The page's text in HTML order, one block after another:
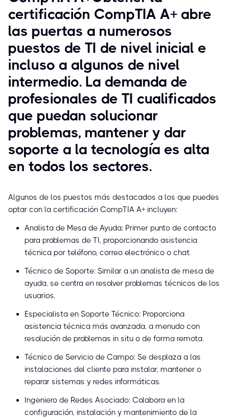
certificación CompTIA A+ abre
las puertas a numerosos
puestos de TI de nivel inicial e
incluso a algunos de nivel
intermedio. La demanda de
profesionales de TI cualificados
que puedan solucionar
problemas, mantener y dar
soporte a la tecnología es alta
en todos los sectores.
Algunos de los puestos más destacados a los que puedes
optar con la certificación CompTIA A+ incluyen:
Analista de Mesa de Ayuda: Primer punto de contacto
para problemas de TI, proporcionando asistencia
técnica por teléfono, correo electrónico o chat.
Técnico de Soporte: Similar a un analista de mesa de
ayuda, se centra en resolver problemas técnicos de los
usuarios.
Especialista en Soporte Técnico: Proporciona
asistencia técnica más avanzada, a menudo con
resolución de problemas in situ o de forma remota.
Técnico de Servicio de Campo: Se desplaza a las
instalaciones del cliente para instalar, mantener o
reparar sistemas y redes informáticas.
Ingeniero de Redes Asociado: Colabora en la
configuración, instalación y mantenimiento de la